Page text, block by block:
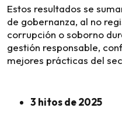
Estos resultados se
de gobernanza, al no
corrupción o soborno
gestión responsable,
mejores prácticas del
3 hitos de 2025